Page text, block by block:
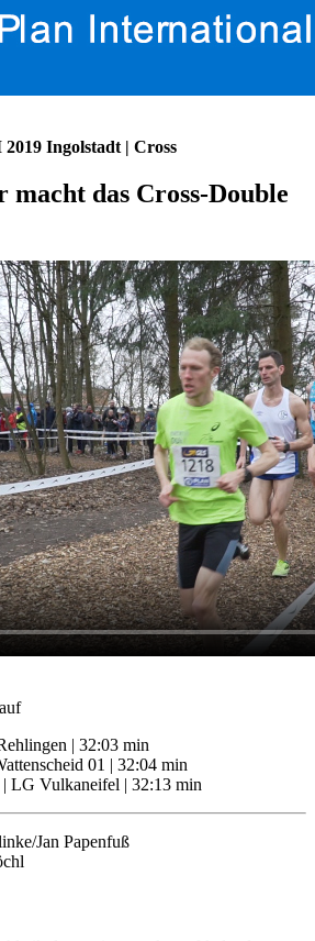
2019 Ingolstadt | Cross
das Cross-Double
| 32:03 min
01 | 32:04 min
LG Vulkaneifel | 32:13 min
Jan Papenfuß